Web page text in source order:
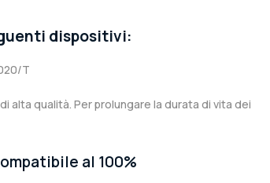
dispositivi:
T
alta qualità. Per prolungare la durata di vita dei
al 100%